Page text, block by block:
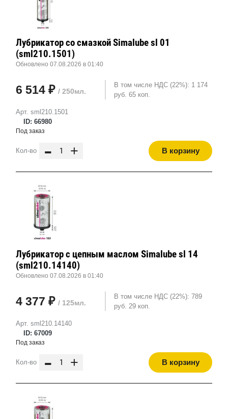
Арт. sml210.1501
ID: 66980
Лубрикатор со смазкой Simalube sl 01
(sml210.1501)
Обновлено 07.08.2026 в 01:40
6 514 ₽ / 250мл.
В том числе НДС (22%): 1 174
руб. 65 коп.
Под заказ
Кол-во - + В корзину
Арт. sml210.14140
ID: 67009
Лубрикатор с цепным маслом Simalube sl 14
(sml210.14140)
Обновлено 07.08.2026 в 01:40
4 377 ₽ / 125мл.
В том числе НДС (22%): 789
руб. 29 коп.
Под заказ
Кол-во - + В корзину